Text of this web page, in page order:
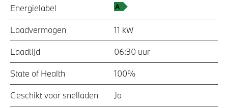
Energielabel
Laadvermogen 11 kW
Laadtijd 06:30 uur
State of Health 100%
Geschikt voor snelladen Ja